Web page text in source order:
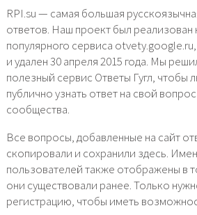
RPI.su — самая большая
ответов. Наш проект был
популярного сервиса
и удален 30 апреля 2015 года. Мы
полезный сервис Ответы Гугл, чтобы
публично узнать ответ на свой
сообщества.
Все вопросы, добавленные на сайт
скопировали и сохранили здесь.
пользователей также отображены в
они существовали ранее. Только
регистрацию, чтобы иметь